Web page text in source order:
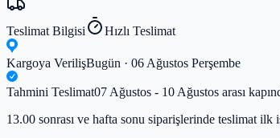
Teslimat Bilgisi Hızlı Teslimat
Kargoya VerilişBugün · 06 Ağustos Perşembe
Tahmini Teslimat07 Ağustos - 10 Ağustos arası
13.00 sonrası ve hafta sonu siparişlerinde teslimat ilk